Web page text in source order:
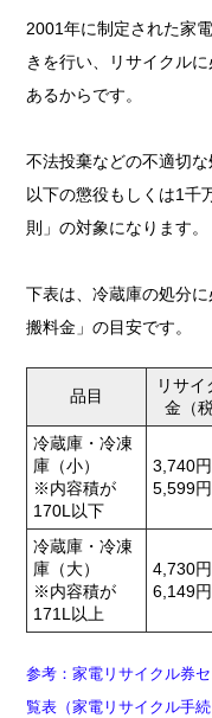
2001年に制定された家
きを行い、リサイクル
あるからです。
不法投棄などの不適切
以下の懲役もしくは1千
則」の対象になります。
下表は、冷蔵庫の処分
搬料金」の目安です。
品目
リサイ
金（
冷蔵庫・冷凍
庫（小）
※内容積が
170L以下
3,740
5,599円
冷蔵庫・冷凍
庫（大）
※内容積が
171L以上
4,730
6,149円
参考：家電リサイクル券
覧表（家電リサイクル手続